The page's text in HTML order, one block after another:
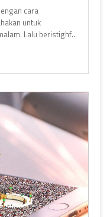
cara
untuk
Lalu beristighfar